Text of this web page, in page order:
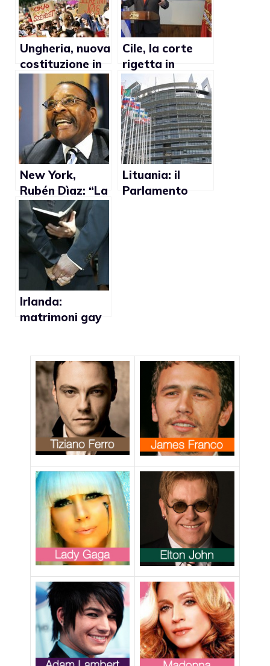
Ungheria, nuova
costituzione in
vigore: no al
matrimonio gay
Cile, la corte
rigetta in
appello
matrimonio gay
New York,
Rubén Dìaz: “La
parità dei diritti
ai gay è un
insulto alla
settimana
Santa”
Lituania: il
Parlamento
Irlanda:
matrimoni gay
saranno
riconosciuti